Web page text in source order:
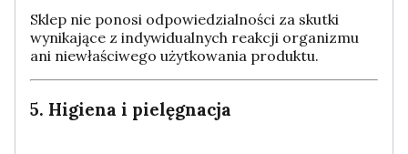
Sklep nie ponosi odpowiedzialności za skutki
wynikające z indywidualnych reakcji organizmu
ani niewłaściwego użytkowania produktu.
5. Higiena i pielęgnacja